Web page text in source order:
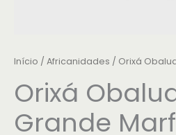
Início / Africanidades / Orixá
Orixá
Grande